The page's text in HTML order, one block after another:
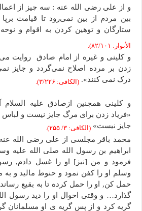
و از علی رضی الله عنه : سه چیز از
بین مردم از بین نمی‌رود تا قیامت
ستارگان و توهین کردن به اقوام و
الأنوار: ۸۲/۱۰۱).
و کلینی و غیره از امام صادق روایت می
زدن بر مرده اصلاح نمی‌گردد و جایز
درک نمی کنند».(الکافی: ۳/۲۲۶).
و کلینی همچنین ازصادق علیه
«فریاد زدن برای مرگ جایز نیست و لباس
جایز نیست»(الکافی: ۳/ ۲۵۵).
محمد باقر مجلسی از علی رضی الله
ابراهیم بن رسول الله صلى الله علیه
فرمود و من [نیز] او را غسل دادم,
وسلم او را کفن نمود و حنوط مالید و به
حمل کن, او را حمل کرده تا به بقیع
گذارد… و وقتی احوال او را دید رسول
گریه کرد و از پس گریه ی او مسلمانان